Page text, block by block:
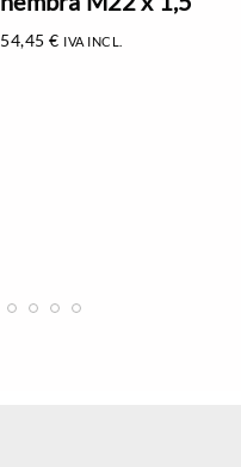
54,45€ IVA INCL.